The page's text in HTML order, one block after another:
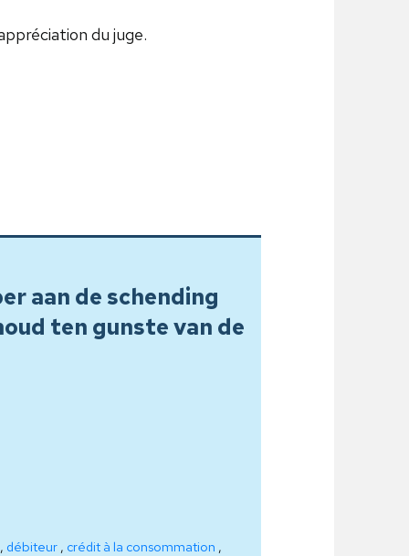
du juge.
aan de schending
ten gunste van de
débiteur, crédit à la consommation ,